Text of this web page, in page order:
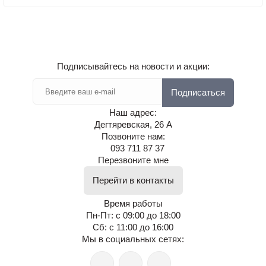
Подписывайтесь на новости и акции:
Подписаться
Наш адрес:
Дегтяревская, 26 А
Позвоните нам:
093 711 87 37
Перезвоните мне
Перейти в контакты
Время работы
Пн-Пт: с 09:00 до 18:00
Сб: с 11:00 до 16:00
Мы в социальных сетях: